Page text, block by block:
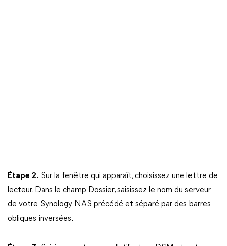
Étape 2. Sur la fenêtre qui apparaît, choisissez une lettre de
lecteur. Dans le champ Dossier, saisissez le nom du serveur
de votre Synology NAS précédé et séparé par des barres
obliques inversées.